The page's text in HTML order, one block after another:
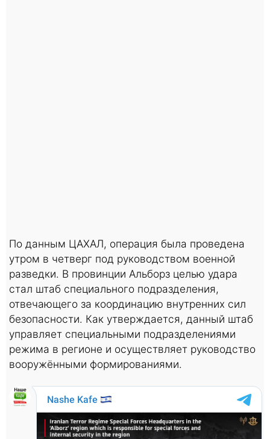
По данным ЦАХАЛ, операция была проведена
утром в четверг под руководством военной
разведки. В провинции Альборз целью удара
стал штаб специального подразделения,
отвечающего за координацию внутренних сил
безопасности. Как утверждается, данный штаб
управляет специальными подразделениями
режима в регионе и осуществляет руководство
вооружёнными формированиями.